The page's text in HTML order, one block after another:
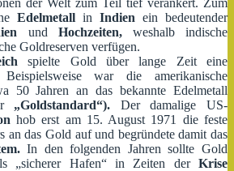
der Welt zum Teil tief verankert. Zum
Edelmetall in Indien ein bedeutender
und Hochzeiten,weshalb indische
Goldreserven verfügen.
spielte Gold über lange Zeit eine
Beispielsweise war die amerikanische
50 Jahren an das bekannte Edelmetall
„Goldstandard“). Der damalige US-
hob erst am 15. August 1971 die feste
an das Gold auf und begründete damit das
In den folgenden Jahren sollte Gold
„sicherer Hafen“ in Zeiten der Krise